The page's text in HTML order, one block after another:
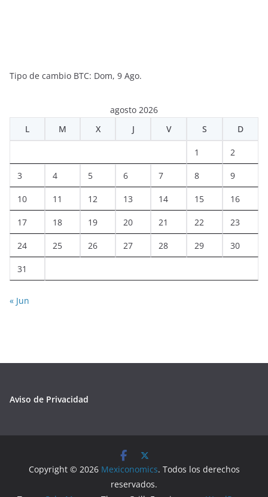
Tipo de cambio BTC: Dom, 9 Ago.
agosto 2026
L
M X J V S D
1 2
3 4 5 6 7 8 9
10 11 12 13 14 15 16
17 18 19 20 21 22 23
24 25 26 27 28 29 30
31
« Jun
Aviso de Privacidad
Copyright © 2026 Mexiconomics. Todos los derechos
reservados.